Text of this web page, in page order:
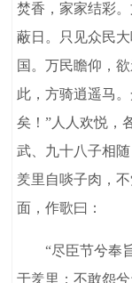
焚香，家家结彩
蔽日。只见众民
国。万民瞻仰，
此，方骑逍遥马
矣！”人人欢悦，
武、九十八子相
羑里自啖子肉，
面，作歌曰：
“尽臣节兮奉旨
于羑里；不敢怨